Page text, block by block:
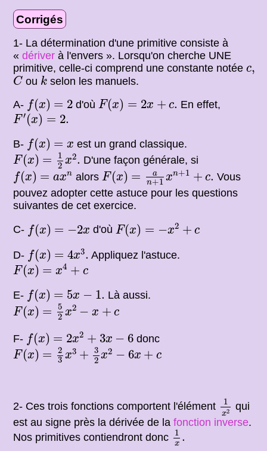
Corrigés
1- La détermination d'une primitive consiste à
«dériver à l'envers ». Lorsqu'on cherche UNE
primitive, celle-ci comprend une constante notéec,
c
C
C ou k
k selon les manuels.
A- f(x) = 2
f(x = d'oùF(x) = 2x + c.
F(x )= x+
En effet,
F ′(x) = 2.
F′(x )=2.
B- f(x) = x
f(x =
est un grand classique.
F(x) =
1
2 x2.
F(x )=1 x 2.
D'une façon générale, si
f(x) = axn
f(x = n alors F(x) =
a
n+1 xn+1 + c.
F(x )= n+1 n+1 c
Vous
pouvez adopter cette astuce pour les questions
suivantes de cet exercice.
C- f(x) = −2x
f(x = d'où F(x) = −x2 + c
F(x )= c
D- f(x) = 4x3.
f(x = 3
Appliquez l'astuce.
F(x) = x4 + c
F(x )=x4 +c
E- f(x) = 5x − 1.
f(x = −
Là aussi.
F(x) =
5
2 x2 − x + c
F( x )=5 x 2− c
F- f(x) = 2x2 + 3x − 6
f(x = 2 +3 x −6
donc
F(x) =
2
3 x3 + 3
2 x2 − 6x + c
F(x )=2 x 3+ 2x2− + c
2- Ces trois fonctions comportent l'élément 1
x2
1x
qui
est au signe près la dérivée de lafonction inverse.
Nos primitives contiendront donc
1
x .
1x.